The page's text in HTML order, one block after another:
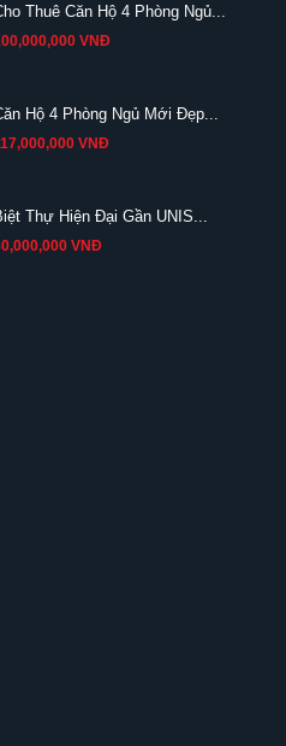
Thuê Căn Hộ 4 Phòng Ngủ...
VNĐ
Hộ 4 Phòng Ngủ Mới Đẹp...
VNĐ
Thự Hiện Đại Gần UNIS...
VNĐ